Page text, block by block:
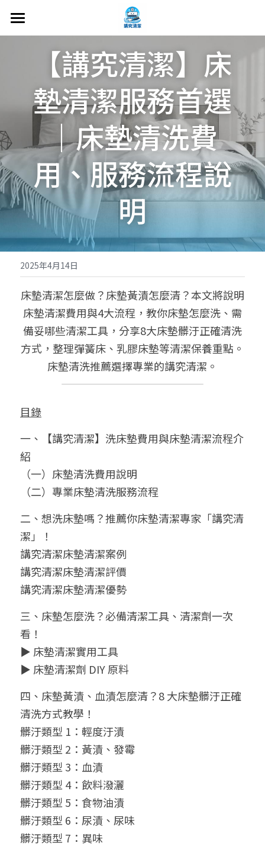
首頁
關於我們
冷氣機清洗
洗衣機清洗
床墊清洗
沙發清洗
抗敏健康除蟎
地毯 窗簾 辦公椅
文章分享
實際案例
聯絡我們
Line 立即預約
【講究清潔】床
墊清潔服務首選
｜床墊清洗費
用、服務流程說
明
2025年4月14日
床墊清潔怎麼做？床墊黃漬怎麼清？本文將說明
床墊清潔費用與4大流程，教你床墊怎麼洗、需
備妥哪些清潔工具，分享8大床墊髒汙正確清洗
方式，整理彈簧床、乳膠床墊等清潔保養重點。
床墊清洗推薦選擇專業的講究清潔。
目錄
一、【講究清潔】洗床墊費用與床墊清潔流程介
紹
（一）床墊清洗費用說明
（二）專業床墊清洗服務流程
二、想洗床墊嗎？推薦你床墊清潔專家「講究清
潔」！
講究清潔床墊清潔案例
講究清潔床墊清潔評價
講究清潔床墊清潔優勢
三、床墊怎麼洗？必備清潔工具、清潔劑一次
看！
▶ 床墊清潔實用工具
▶ 床墊清潔劑 DIY 原料
四、床墊黃漬、血漬怎麼清？8 大床墊髒汙正確
清洗方式教學！
髒汙類型 1：輕度汙漬
髒汙類型 2：黃漬、發霉
髒汙類型 3：血漬
髒汙類型 4：飲料潑灑
髒汙類型 5：食物油漬
髒汙類型 6：尿漬、尿味
髒汙類型 7：異味